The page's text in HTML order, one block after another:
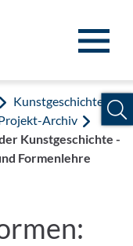
Kunstgeschichte
Archiv
Kunstgeschichte -
Formenlehre